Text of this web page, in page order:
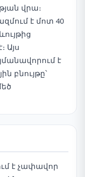
վրա։
է մոտ 40
Այս
է
բնույթը՝
է չափավոր